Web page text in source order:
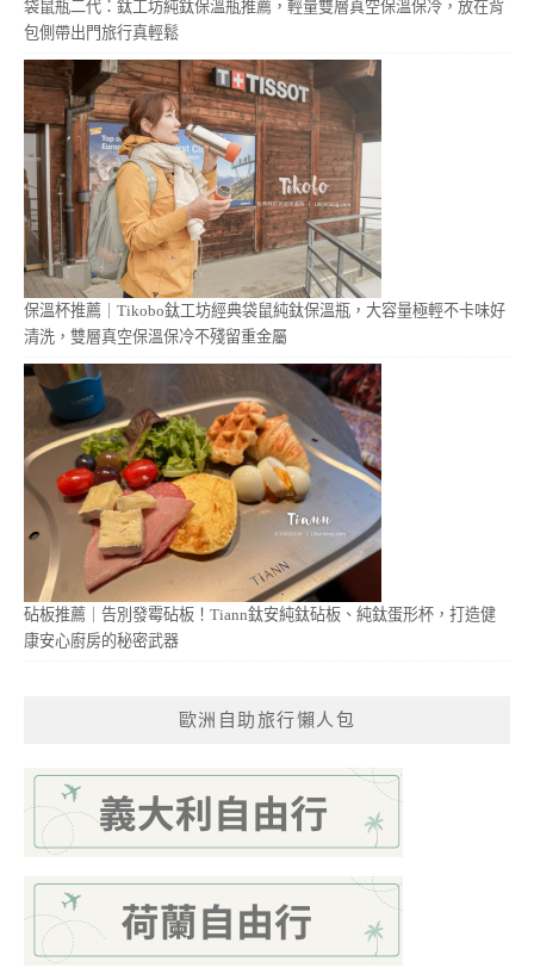
袋鼠瓶二代：鈦工坊純鈦保溫瓶推薦，輕量雙層真空保溫保冷，放在背
包側帶出門旅行真輕鬆
保溫杯推薦｜Tikobo鈦工坊經典袋鼠純鈦保溫瓶，大容量極輕不卡味好
清洗，雙層真空保溫保冷不殘留重金屬
砧板推薦｜告別發霉砧板！Tiann鈦安純鈦砧板、純鈦蛋形杯，打造健
康安心廚房的秘密武器
歐洲自助旅行懶人包